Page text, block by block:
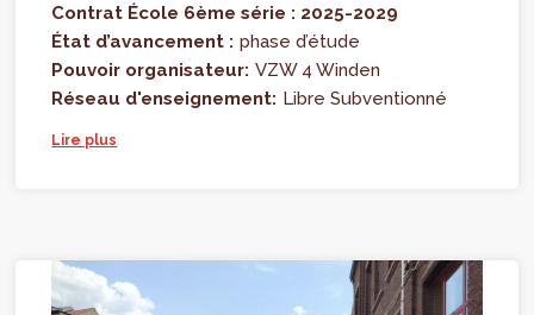
Contrat École 6ème série : 2025-2029
État d’avancement : phase d’étude
Pouvoir organisateur: VZW 4 Winden
Réseau d'enseignement: Libre Subventionné
Lire plus